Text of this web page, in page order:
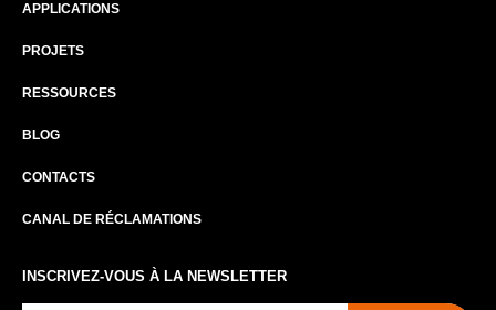
APPLICATIONS
PROJETS
RESSOURCES
BLOG
CONTACTS
CANAL DE RÉCLAMATIONS
INSCRIVEZ-VOUS À LA NEWSLETTER